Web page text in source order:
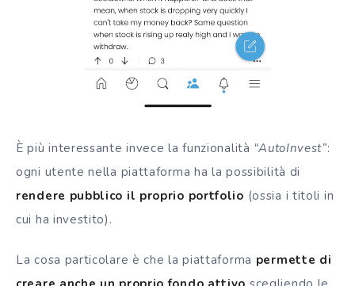
È più interessante invece la funzionalità “AutoInvest”:
ogni utente nella piattaforma ha la possibilità di
rendere pubblico il proprio portfolio (ossia i titoli in
cui ha investito).
La cosa particolare è che la piattaforma permette di